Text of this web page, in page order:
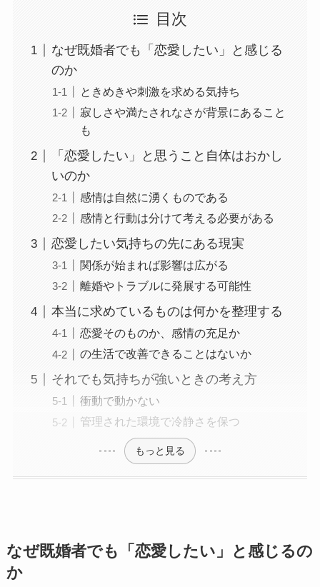
目次
なぜ既婚者でも「恋愛したい」と感じる
のか
ときめきや刺激を求める気持ち
寂しさや満たされなさが背景にあること
も
「恋愛したい」と思うこと自体はおかし
いのか
感情は自然に湧くものである
感情と行動は分けて考える必要がある
恋愛したい気持ちの先にある現実
関係が始まれば影響は広がる
離婚やトラブルに発展する可能性
本当に求めているものは何かを整理する
恋愛そのものか、感情の充足か
の生活で改善できることはないか
それでも気持ちが強いときの考え方
衝動で動かない
管理された環境で冷静さを保つ
もっと見る
なぜ既婚者でも「恋愛したい」と感じるの
か